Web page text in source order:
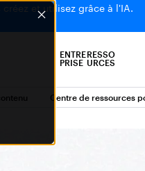
et utilisez grâce à l'IA.
ENTRE
PRISE
RESSO
URCES
Centre de ressources